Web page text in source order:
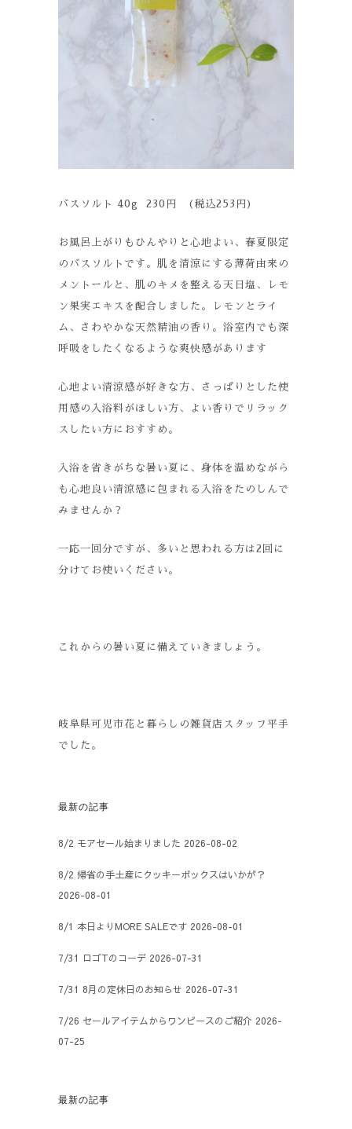
バスソルト 40g 230円 (税込253円)
お風呂上がりもひんやりと心地よい、春夏限定
のバスソルトです。肌を清涼にする薄荷由来の
メントールと、肌のキメを整える天日塩、レモ
ン果実エキスを配合しました。レモンとライ
ム、さわやかな天然精油の香り。浴室内でも深
呼吸をしたくなるような爽快感があります
心地よい清涼感が好きな方、さっぱりとした使
用感の入浴料がほしい方、よい香りでリラック
スしたい方におすすめ。
入浴を省きがちな暑い夏に、身体を温めながら
も心地良い清涼感に包まれる入浴をたのしんで
みませんか？
一応一回分ですが、多いと思われる方は2回に
分けてお使いください。
これからの暑い夏に備えていきましょう。
岐阜県可児市花と暮らしの雑貨店スタッフ平手
でした。
最新の記事
8/2 モアセール始まりました 2026-08-02
8/2 帰省の手土産にクッキーボックスはいかが？
2026-08-01
8/1 本日よりMORE SALEです 2026-08-01
7/31 ロゴTのコーデ 2026-07-31
7/31 8月の定休日のお知らせ 2026-07-31
7/26 セールアイテムからワンピースのご紹介 2026-
07-25
最新の記事